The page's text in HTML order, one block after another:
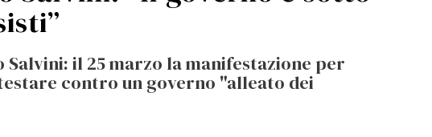
il 25 marzo la manifestazione per
contro un governo "alleato dei